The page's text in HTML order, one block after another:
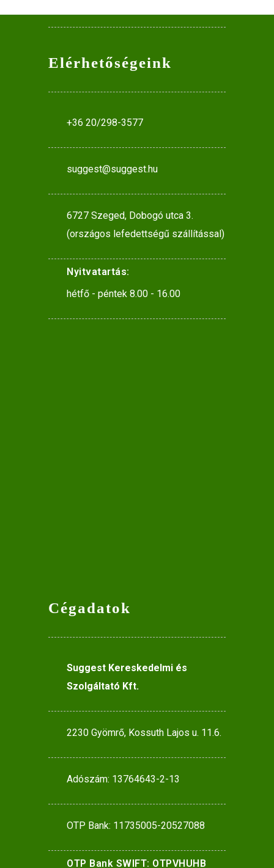
Elérhetőségeink
+36 20/298-3577
suggest@suggest.hu
6727 Szeged, Dobogó utca 3.
(országos lefedettségű szállítással)
Nyitvatartás:
hétfő - péntek 8.00 - 16.00
Cégadatok
Suggest Kereskedelmi és
Szolgáltató Kft.
2230 Gyömrő, Kossuth Lajos u. 11.6.
Adószám: 13764643-2-13
OTP Bank: 11735005-20527088
OTP Bank SWIFT: OTPVHUHB